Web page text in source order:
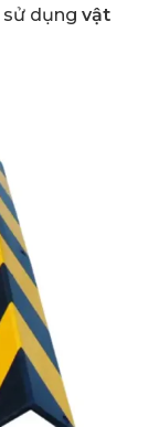
sử dụng vật